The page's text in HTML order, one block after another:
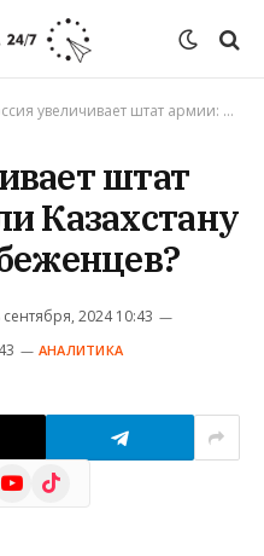
увеличивает штат армии: ждать ли Казахстану нового потока беженцев?
штат
Казахстану
сентября, 2024 10:43
АНАЛИТИКА
YouTube
TikTok